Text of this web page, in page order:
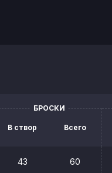
БРОСКИ
В створ Всего
43 60